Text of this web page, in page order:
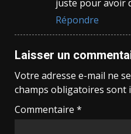
juste pour avoir
Répondre
Laisser un
Votre adresse e-mail ne
champs obligatoires sont
Commentaire *